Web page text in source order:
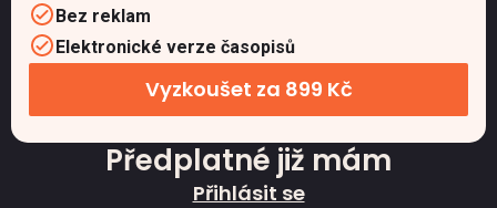
Bez reklam
Elektronické verze časopisů
Vyzkoušet za 899 Kč
Předplatné již mám
Přihlásit se